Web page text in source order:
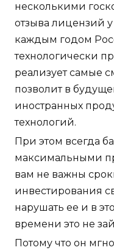
несколькими
отзыва лицензий
каждым годом
технологически
реализует самые
позволит в
иностранных
технологий.
При этом всегда
максимальными
вам не важны
инвестирования
нарушать ее и в
времени это не
Потому что он